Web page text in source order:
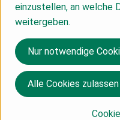
Herkunft
Österreich
Sonnentor
einzustellen, an welche
weitergeben.
Nur notwendige
Alle Cookies zulassen